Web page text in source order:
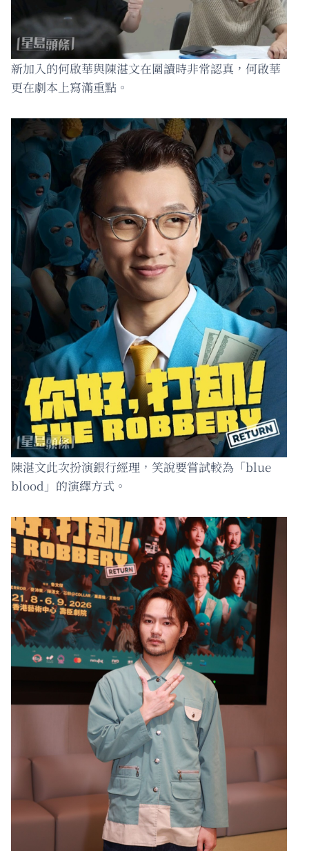
新加入的何啟華與陳湛文在圍讀時非常認真，何啟華
更在劇本上寫滿重點。
陳湛文此次扮演銀行經理，笑說要嘗試較為「blue
blood」的演繹方式。